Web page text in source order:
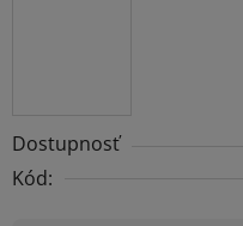
Dostupnosť
Kód: